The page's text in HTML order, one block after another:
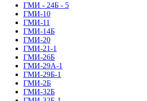
ГМИ - 24Б - 5
ГМИ-10
ГМИ-11
ГМИ-14Б
ГМИ-20
ГМИ-21-1
ГМИ-26Б
ГМИ-29А-1
ГМИ-29Б-1
ГМИ-2Б
ГМИ-32Б